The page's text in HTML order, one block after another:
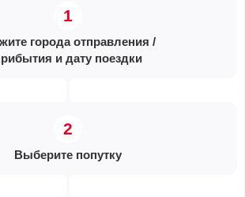
города отправления /
и дату поездки
Выберите попутку